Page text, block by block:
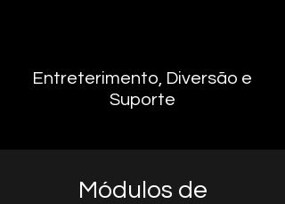
Entreterimento, Diversão e
Suporte
Módulos de